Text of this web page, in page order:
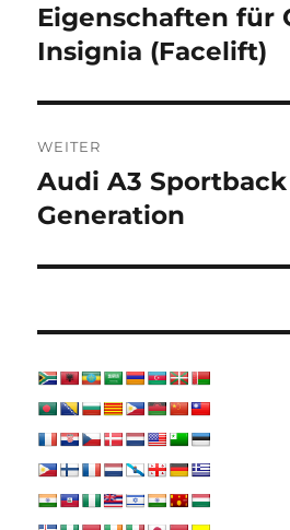
Beitrag:
Eigenschaften für
Insignia (Facelift)
WEITER
Nächster
Beitrag:
Audi A3 Sportback
Generation